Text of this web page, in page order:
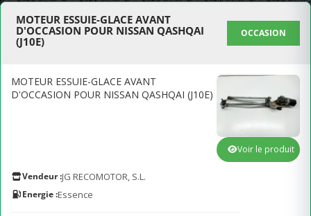
MOTEUR ESSUIE-GLACE AVANT
D'OCCASION POUR NISSAN QASHQAI
(J10E)
OCCASION
MOTEUR ESSUIE-GLACE AVANT
D'OCCASION POUR NISSAN QASHQAI (J10E)
Vendeur :JG RECOMOTOR, S.L.
Energie :Essence
Voir le produit